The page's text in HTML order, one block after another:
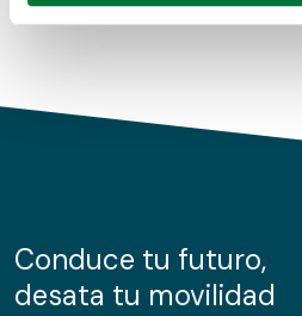
Obtenga más información
de cookies.
información sobre el uso que
nuestros partners de redes
Conduce tu futuro,
desata tu movilidad